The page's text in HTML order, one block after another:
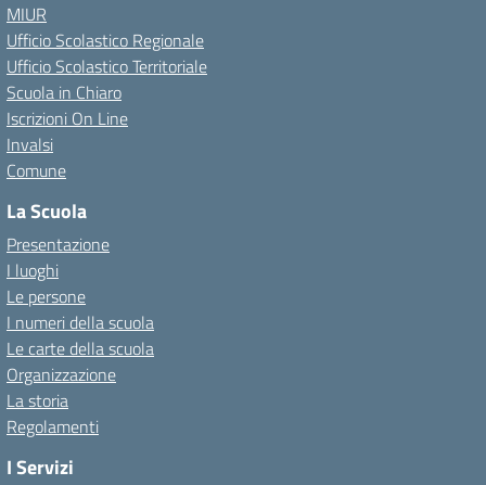
MIUR
Ufficio Scolastico Regionale
Ufficio Scolastico Territoriale
Scuola in Chiaro
Iscrizioni On Line
Invalsi
Comune
La Scuola
Presentazione
I luoghi
Le persone
I numeri della scuola
Le carte della scuola
Organizzazione
La storia
Regolamenti
I Servizi